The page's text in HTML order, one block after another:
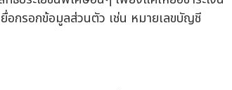
อกรอกข้อมูลส่วนตัว เช่น หมายเลขบัญชี